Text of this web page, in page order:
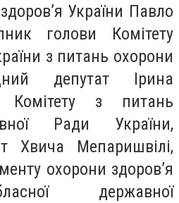
України Павло
голови Комітету
з питань охорони
депутат Ірина
Комітету з питань
Ради України,
Хвича Мепаришвілі,
охорони здоров’я
державної